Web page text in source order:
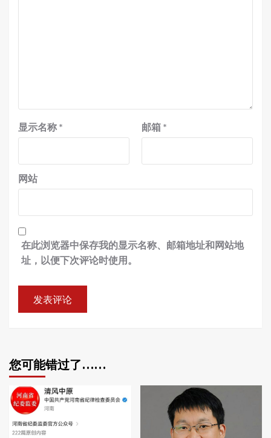
显示名称 * 邮箱 *
网站
在此浏览器中保存我的显示名称、邮箱地址和网站地
址，以便下次评论时使用。
您可能错过了……